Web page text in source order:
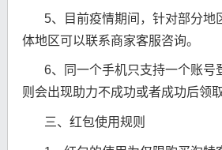
5、目前疫情期间，针对部分地
体地区可以联系商家客服咨询。
6、同一个手机只支持一个账号
则会出现助力不成功或者成功后领
三、红包使用规则